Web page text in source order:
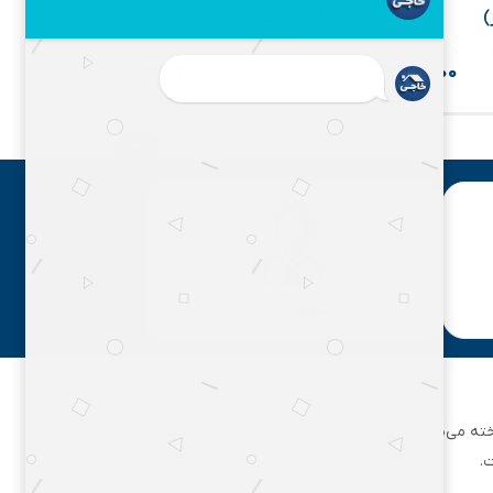
۲۳۰,۴۰۰
۴%
شناخته می‌شود. این مجموعه بزرگ، فعالیت خود را از یک مغازه